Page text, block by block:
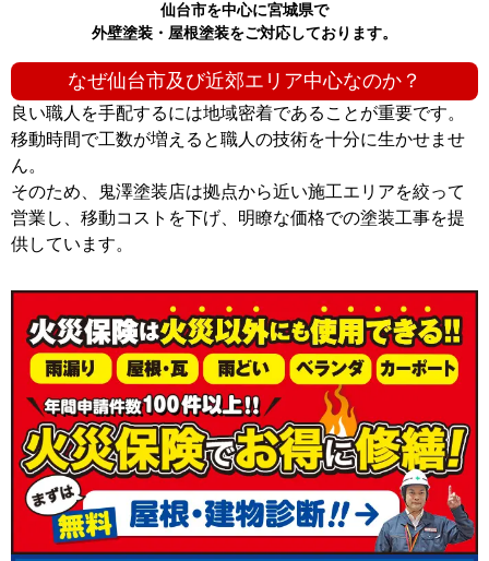
仙台市を中心に宮城県で
外壁塗装・屋根塗装をご対応しております。
なぜ仙台市及び近郊エリア中心なのか？
良い職人を手配するには地域密着であることが重要です。
移動時間で工数が増えると職人の技術を十分に生かせませ
ん。
そのため、鬼澤塗装店は拠点から近い施工エリアを絞って
営業し、移動コストを下げ、明瞭な価格での塗装工事を提
供しています。